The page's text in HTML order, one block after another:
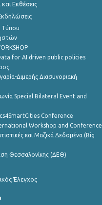
Εκθέσεις
Τύπου
for AI driven public policies
Διμερής Διασυνοριακή
Special Bilateral Event and
Conference
Workshop and Conference
και Μαζικά Δεδομένα (Big
Θεσσαλονίκης (ΔΕΘ)
Έλεγχος